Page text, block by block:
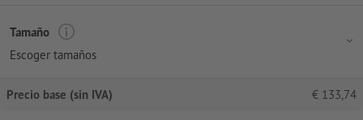
Tamaño
Escoger tamaños
Precio base (sin IVA) € 133,74